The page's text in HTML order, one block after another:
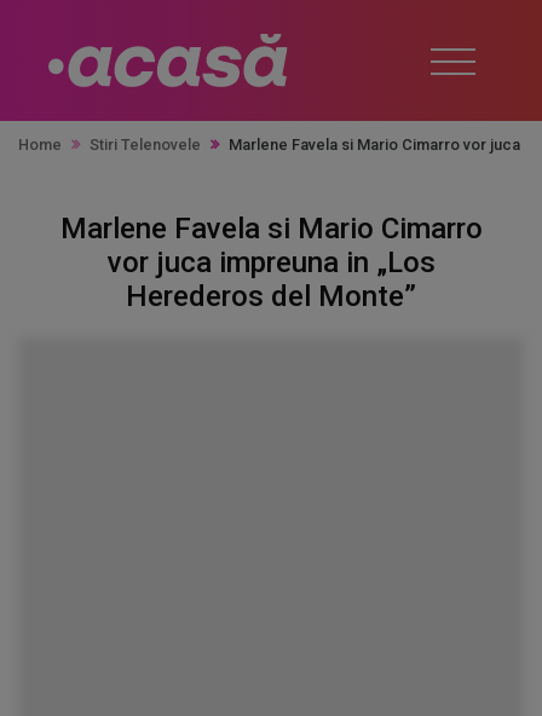
Home Stiri Telenovele Marlene Favela si Mario Cimarro vor juca
Marlene Favela si Mario Cimarro
vor juca impreuna in „Los
Herederos del Monte”